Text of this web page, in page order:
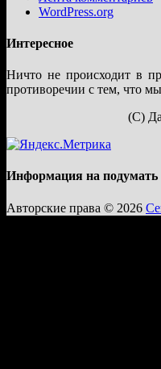
WordPress.org
Интересное
Ничто не происходит в
противоречии с тем, что
(С)
Информация на подумать
Авторские права © 2026